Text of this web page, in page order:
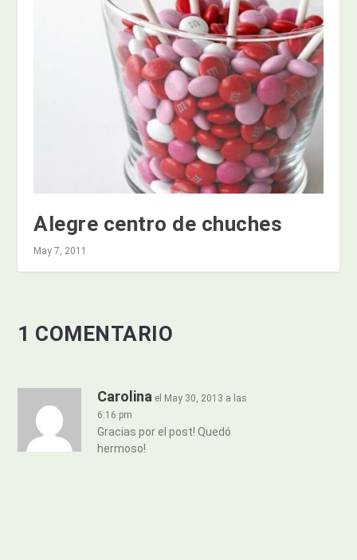
Alegre centro de chuches
May 7, 2011
1 COMENTARIO
Carolina el May 30, 2013 a las
6:16 pm
Gracias por el post! Quedó
hermoso!